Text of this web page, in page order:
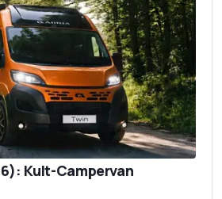
Kult-Campervan